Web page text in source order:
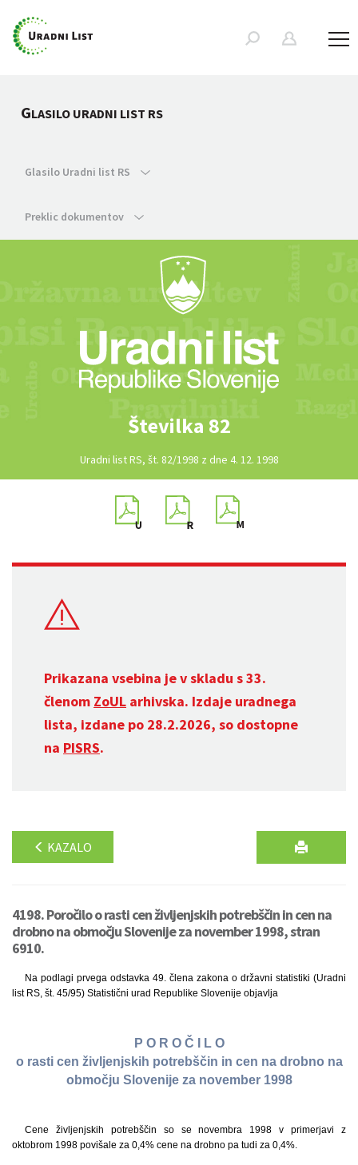
GLASILO URADNI LIST RS
Glasilo Uradni list RS
Preklic dokumentov
Številka 82
Uradni list RS, št. 82/1998 z dne 4. 12. 1998
Prikazana vsebina je v skladu s 33.
členom ZoUL arhivska. Izdaje uradnega
lista, izdane po 28.2.2026, so dostopne
na PISRS.
KAZALO
4198. Poročilo o rasti cen življenjskih potrebščin in cen na
drobno na območju Slovenije za november 1998, stran
6910.
Na podlagi prvega odstavka 49. člena zakona o državni statistiki (Uradni
list RS, št. 45/95) Statistični urad Republike Slovenije objavlja
P O R O Č I L O
o rasti cen življenjskih potrebščin in cen na drobno na
območju Slovenije za november 1998
Cene življenjskih potrebščin so se novembra 1998 v primerjavi z
oktobrom 1998 povišale za 0,4% cene na drobno pa tudi za 0,4%.